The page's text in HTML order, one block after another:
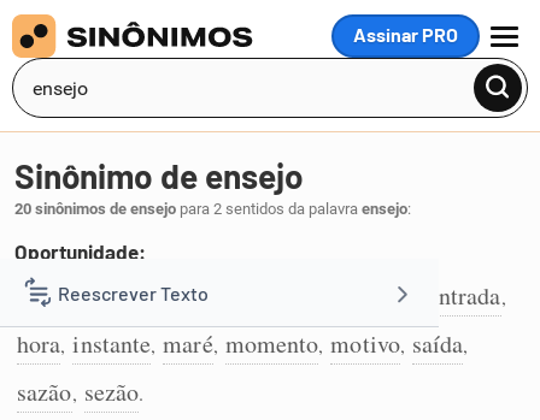
Assinar PRO
MENU
Reescrever Texto
Resumir Texto
Sinônimo de ensejo
20 sinônimos de ensejo para 2 sentidos da palavra ensejo:
Oportunidade:
1 brecha,ansa,azo conjunção entrada,
hora, instante, maré, momento, motivo, saída,
sazão, sezão.